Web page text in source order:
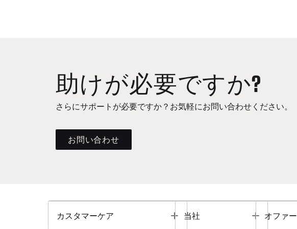
助けが必要ですか?
さらにサポートが必要ですか？お気軽にお問い合わせください。
お問い合わせ
カスタマーケア Toggle
当社 Toggle
オファー